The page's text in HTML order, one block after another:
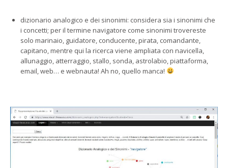
dizionario analogico e dei sinonimi: considera sia i sinonimi che
i concetti; per il termine navigatore come sinonimi trovereste
solo marinaio, guidatore, conducente, pirata, comandante,
capitano, mentre qui la ricerca viene ampliata con navicella,
allunaggio, atterraggio, stallo, sonda, astrolabio, piattaforma,
email, web… e webnauta! Ah no, quello manca!